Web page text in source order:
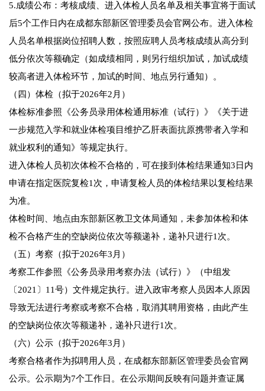
5.成绩公布：考核成绩、进入体检人员名单及相关事宜将于面试
后5个工作日内在成都东部新区管理委员会官网公布。进入体检
人员名单根据岗位招聘人数，按照应聘人员考核成绩从高分到
低分依次等额确定（如成绩相同，则另行组织加试，加试成绩
较高者进入体检环节，加试的时间、地点另行通知）。
（四）体检（拟于2026年2月）
体检标准参照《公务员录用体检通用标准（试行）》《关于进
一步规范入学和就业体检项目维护乙肝表面抗原携带者入学和
就业权利的通知》等规定执行。
进入体检人员初次体检不合格的，可在接到体检结果通知3日内
申请在指定医院复检1次，申请复检人员的体检结果以复检结果
为准。
体检时间、地点由东部新区教卫文体局通知，未参加体检和体
检不合格产生的空缺岗位依次等额递补，递补只进行1次。
（五）考察（拟于2026年3月）
考察工作参照《公务员录用考察办法（试行）》（中组发
〔2021〕11号）文件规定执行。进入政审考察人员因本人原因
导致无法进行考察或考察不合格，取消其聘用资格，由此产生
的空缺岗位依次等额递补，递补只进行1次。
（六）公示（拟于2026年3月）
考察合格者作为拟聘用人员，在成都东部新区管理委员会官网
公示。公示期为7个工作日。在公示期间反映有问题并查证属